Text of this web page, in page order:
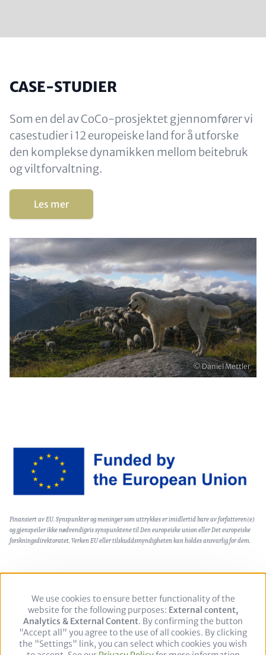
Opphavsrett
© Daniel Mettler
CASE-STUDIER
Som en del av CoCo-prosjektet gjennomfører vi
casestudier i 12 europeiske land for å utforske
den komplekse dynamikken mellom beitebruk
og viltforvaltning.
Les mer
Image
Text
(optional)
Finansiert av EU. Synspunkter og meninger som uttrykkes er imidlertid bare av forfatteren(e)
og gjenspeiler ikke nødvendigvis synspunktene til Den europeiske union eller Det europeiske
forskningsdirektoratet. Verken EU eller tilskuddsmyndigheten kan holdes ansvarlig for dem.
Footer Integritetspolicy Juridisk merknad
Follow
Use
of
personal
data
and
We use cookies to ensure better functionality of the
website for the following purposes: External content,
Analytics & External Content. By confirming the button
"Accept all" you agree to the use of all cookies. By clicking
the "Settings" link, you can select which cookies you wish